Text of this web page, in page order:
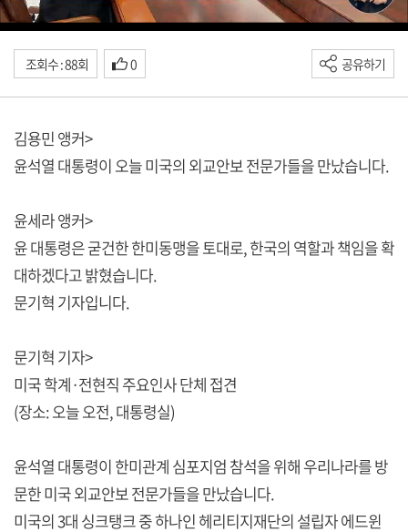
조회수 : 88회 0 공유하기
김용민 앵커>
윤석열 대통령이 오늘 미국의 외교안보 전문가들을 만났습니다.
윤세라 앵커>
윤 대통령은 굳건한 한미동맹을 토대로, 한국의 역할과 책임을 확
대하겠다고 밝혔습니다.
문기혁 기자입니다.
문기혁 기자>
미국 학계·전현직 주요인사 단체 접견
(장소: 오늘 오전, 대통령실)
윤석열 대통령이 한미관계 심포지엄 참석을 위해 우리나라를 방
문한 미국 외교안보 전문가들을 만났습니다.
미국의 3대 싱크탱크 중 하나인 헤리티지재단의 설립자 에드윈